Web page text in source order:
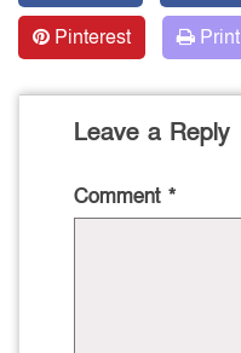
Pinterest
Print
Leave a Reply
Comment *